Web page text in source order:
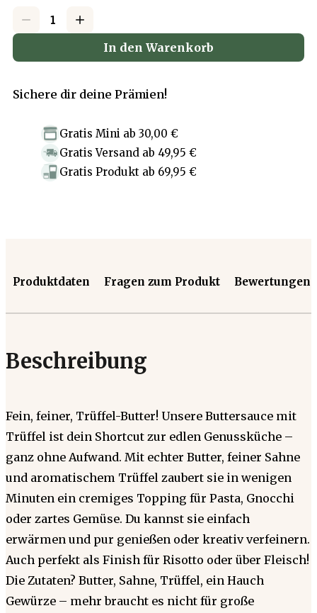
In den Warenkorb
Sichere dir deine Prämien!
Gratis Mini ab 30,00 €
Gratis Versand ab 49,95 €
Gratis Produkt ab 69,95 €
Produktdaten Fragen zum Produkt Bewertungen
Beschreibung
Fein, feiner, Trüffel-Butter! Unsere Buttersauce mit
Trüffel ist dein Shortcut zur edlen Genussküche –
ganz ohne Aufwand. Mit echter Butter, feiner Sahne
und aromatischem Trüffel zaubert sie in wenigen
Minuten ein cremiges Topping für Pasta, Gnocchi
oder zartes Gemüse. Du kannst sie einfach
erwärmen und pur genießen oder kreativ verfeinern.
Auch perfekt als Finish für Risotto oder über Fleisch!
Die Zutaten? Butter, Sahne, Trüffel, ein Hauch
Gewürze – mehr braucht es nicht für große